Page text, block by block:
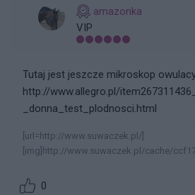
amazonka
VIP
Tutaj jest jeszcze mikroskop
http://www.allegro.pl/
_donna_test_plodnosci.html
[url=http://www.suwaczek.pl/]
[img]http://www.suwaczek.pl/cache/
0